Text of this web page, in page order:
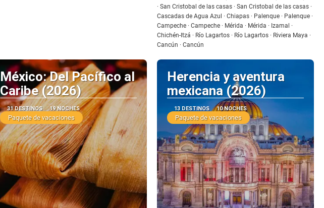
· San Cristobal de las casas · San Cristobal de las casas ·
Cascadas de Agua Azul · Chiapas · Palenque · Palenque ·
Campeche · Campeche · Mérida · Mérida · Izamal ·
Chichén-Itzá · Río Lagartos · Río Lagartos · Riviera Maya ·
Cancún · Cancún
México: Del Pacífico al
Caribe (2026)
31 DESTINOS 19 NOCHES
Paquete de vacaciones
Herencia y aventura
mexicana (2026)
13 DESTINOS 10 NOCHES
Paquete de vacaciones